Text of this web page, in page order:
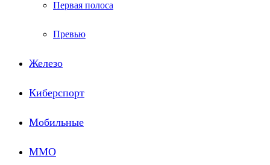
Первая полоса
Превью
Железо
Киберспорт
Мобильные
ММО